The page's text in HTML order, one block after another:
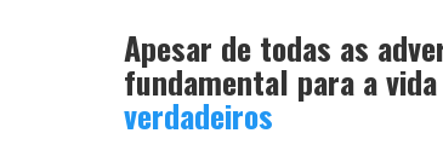
Apesar de todas as
fundamental para a
verdadeiros